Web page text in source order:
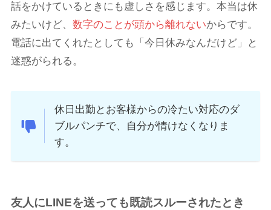
話をかけているときにも虚しさを感じます。本当は休
みたいけど、 数字のことが頭から離れないからです。
電話に出てくれたとしても「今日休みなんだけど」と
迷惑がられる。
休日出勤とお客様からの冷たい対応のダ
ブルパンチで、自分が情けなくなりま
す。
友人にLINEを送っても既読スルーされたとき